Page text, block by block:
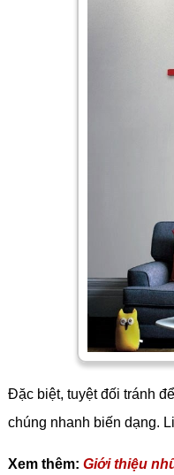
Đặc biệt, tuyệt đối tránh
chúng nhanh biến dạng.
Xem thêm: Giới thiệu